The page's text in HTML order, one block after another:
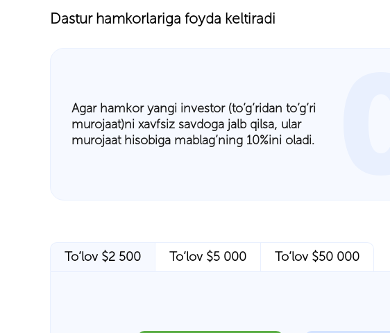
Dastur hamkorlariga foyda keltiradi
Agar hamkor yangi investor (to’g’ridan to’g’ri
murojaat)ni xavfsiz savdoga jalb qilsa, ular
murojaat hisobiga mablag’ning 10%ini oladi.
To’lov $2 500 To’lov $5 000 To’lov $50 000